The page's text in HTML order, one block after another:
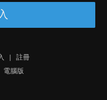
|
註冊
電腦版